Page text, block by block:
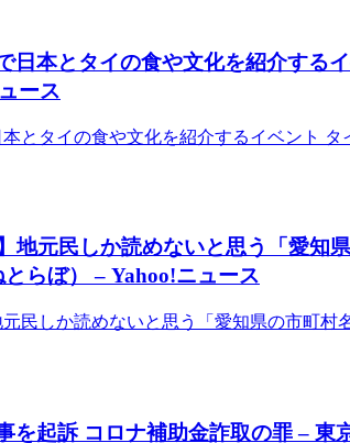
日本とタイの食や文化を紹介する
ース
とタイの食や文化を紹介するイベント
地元民しか読めないと思う「愛知
らぼ） – Yahoo!ニュース
元民しか読めないと思う「愛知県の市町
を起訴 コロナ補助金詐取の罪 – 東